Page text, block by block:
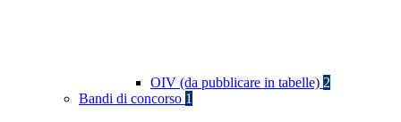
OIV (da pubblicare in tabelle) 2
Bandi di concorso 1